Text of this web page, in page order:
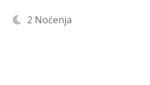
2 Noćenja